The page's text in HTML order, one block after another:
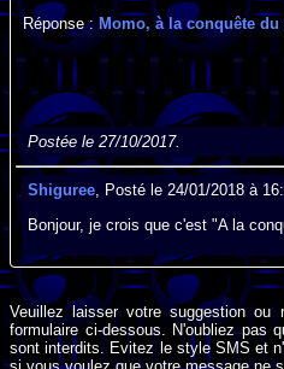
Réponse :Momo, à la conquête
Postée le 27/10/2017.
Shiguree, Posté le 24/01/2018 à
Bonjour, je crois que c'est "A la
Veuillez laisser votre suggestion ou
formulaire ci-dessous. N'oubliez pas
sont interdits. Evitez le style SMS et